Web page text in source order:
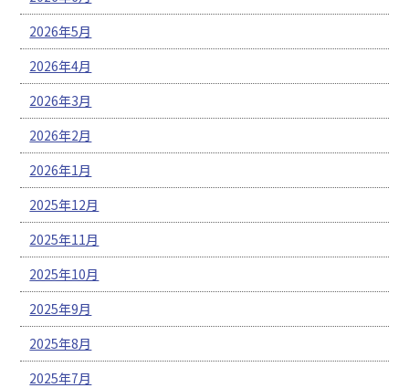
2026年5月
2026年4月
2026年3月
2026年2月
2026年1月
2025年12月
2025年11月
2025年10月
2025年9月
2025年8月
2025年7月